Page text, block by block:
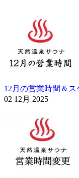
12月の営業時間＆
02 12月 2025